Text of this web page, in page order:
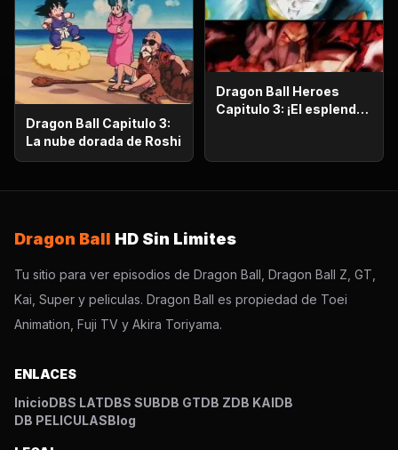
Dragon Ball Capitulo 3:
La nube dorada de Roshi
Dragon Ball Heroes
Capitulo 3: ¡El esplendor
explota!
Dragon Ball HD Sin Limites
Tu sitio para ver episodios de Dragon Ball, Dragon Ball Z, GT,
Kai, Super y peliculas. Dragon Ball es propiedad de Toei
Animation, Fuji TV y Akira Toriyama.
ENLACES
InicioDBS LATDBS SUBDB GTDB ZDB KAIDB
DB PELICULASBlog